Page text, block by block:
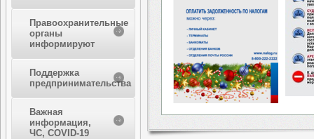
Правоохранительные
органы
информируют
Поддержка
предпринимательства
Важная
информация,
ЧС, COVID-19